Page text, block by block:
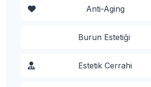
Anti-Aging
Burun Estetiği
Estetik Cerrahi